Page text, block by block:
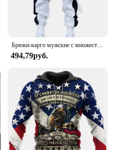
Брюки-карго мужские с множеством карманов, уличная одежда, свободные штаны с промежностью, плотная теплая ткань, декор со средней талией и пряжкой
494,79руб.